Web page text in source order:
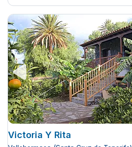
Victoria Y Rita